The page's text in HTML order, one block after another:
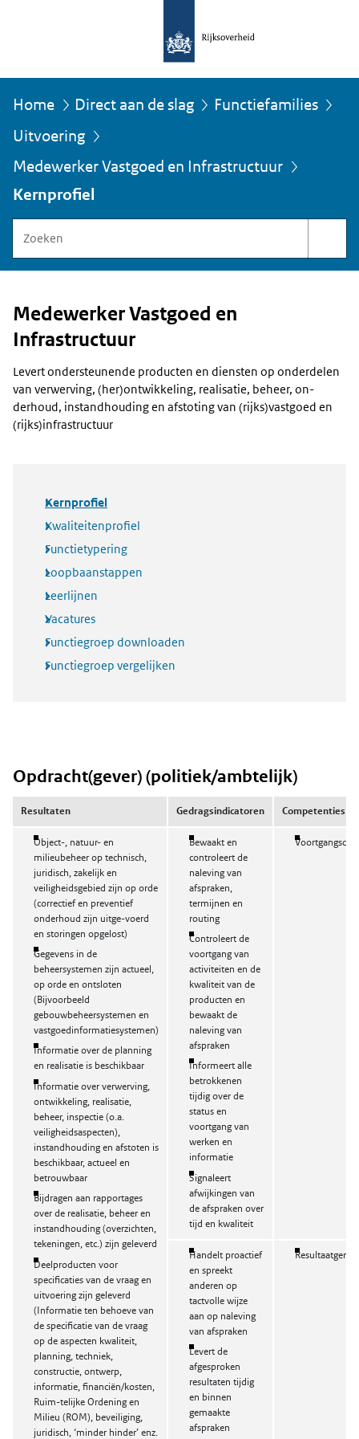
U
bevindt
zich
Home Direct aan de slag
Functiefamilies
Uitvoering
Medewerker Vastgoed en Infrastructuur
Kernprofiel
binnen
Functiegebouw
Medewerker Vastgoed en
Infrastructuur
Levert ondersteunende producten en diensten op onderdelen
van verwerving, (her)ontwikkeling, realisatie, beheer, on-
derhoud, instandhouding en afstoting van (rijks)vastgoed en
(rijks)infrastructuur
Kernprofiel
Kwaliteitenprofiel
Functietypering
Loopbaanstappen
Leerlijnen
Vacatures
Functiegroep downloaden
Functiegroep vergelijken
Opdracht(gever) (politiek/ambtelijk)
Resultaten Gedragsindicatoren Competenties
Object-, natuur- en
milieubeheer op technisch,
juridisch, zakelijk en
veiligheidsgebied zijn op orde
(correctief en preventief
onderhoud zijn uitge-voerd
en storingen opgelost)
Gegevens in de
beheersystemen zijn actueel,
op orde en ontsloten
(Bijvoorbeeld
gebouwbeheersystemen en
vastgoedinformatiesystemen)
Informatie over de planning
en realisatie is beschikbaar
Informatie over verwerving,
ontwikkeling, realisatie,
beheer, inspectie (o.a.
veiligheidsaspecten),
instandhouding en afstoten is
beschikbaar, actueel en
betrouwbaar
Bijdragen aan rapportages
over de realisatie, beheer en
instandhouding (overzichten,
tekeningen, etc.) zijn geleverd
Deelproducten voor
specificaties van de vraag en
uitvoering zijn geleverd
(Informatie ten behoeve van
de specificatie van de vraag
op de aspecten kwaliteit,
planning, techniek,
constructie, ontwerp,
informatie, financiën/kosten,
Ruim-telijke Ordening en
Milieu (ROM), beveiliging,
juridisch, ‘minder hinder’ enz.
Bewaakt en
controleert de
naleving van
afspraken,
termijnen en
routing
Controleert de
voortgang van
activiteiten en de
kwaliteit van de
producten en
bewaakt de
naleving van
afspraken
Informeert alle
betrokkenen
tijdig over de
status en
voortgang van
werken en
informatie
Signaleert
afwijkingen van
de afspraken over
tijd en kwaliteit
Handelt proactief
en spreekt
anderen op
tactvolle wijze
aan op naleving
van afspraken
Levert de
afgesproken
resultaten tijdig
en binnen
gemaakte
afspraken